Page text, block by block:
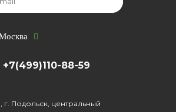
+7(499)110-88-59
г. Подольск, центральный